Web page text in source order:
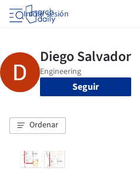
Iniciar sesión
Seguir
Ordenar